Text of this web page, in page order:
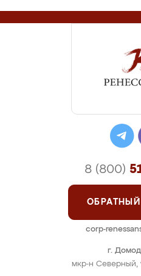
г.
мкр-н Северный,
8 (800)
corp-